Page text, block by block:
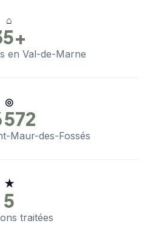
⌂
en Val-de-Marne
◎
572
Maur-des-Fossés
★
5
traitées